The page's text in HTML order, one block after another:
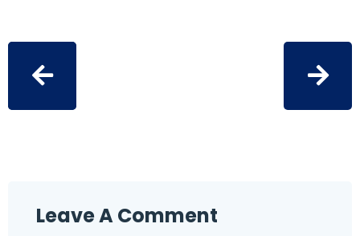
Leave A Comment